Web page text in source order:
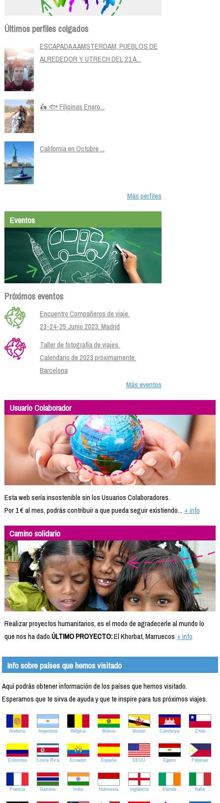
Últimos perfiles colgados
ESCAPADA A AMSTERDAM, PUEBLOS DE
ALREDEDOR Y UTRECH DEL 21 A...
🛵 🐟 Filipinas Enero...
California en Octubre ...
Más perfiles
Eventos
Próximos eventos
Encuentro Compañeros de viaje.
23-24-25 Junio 2023. Madrid
Taller de fotografía de viajes.
Calendario de 2023 próximamente.
Barcelona
Más eventos
Usuario Colaborador
Esta web sería insostenible sin los Usuarios Colaboradores.
Por 1 € al mes, podrás contribuir a que pueda seguir existiendo... + info
Camino solidario
Realizar proyectos humanitarios, es el modo de agradecerle al mundo lo
que nos ha dado.ÚLTIMO PROYECTO:El Khorbat, Marruecos + info
Info sobre países que hemos visitado
Aquí podrás obtener información de los países que hemos visitado.
Esperamos que te sirva de ayuda y que te inspire para tus próximos viajes.
Andorra Argentina Bélgica Bolivia Brunei Camboya Chile
Colombia Costa Rica Ecuador España EEUU Egipto Filipinas
Francia Gambia India Indonesia Inglaterra Irlanda Italia